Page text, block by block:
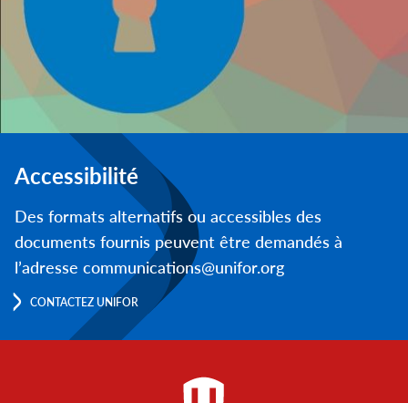
Accessibilité
Des formats alternatifs ou accessibles des
documents fournis peuvent être demandés à
l’adresse communications@unifor.org
CONTACTEZ UNIFOR